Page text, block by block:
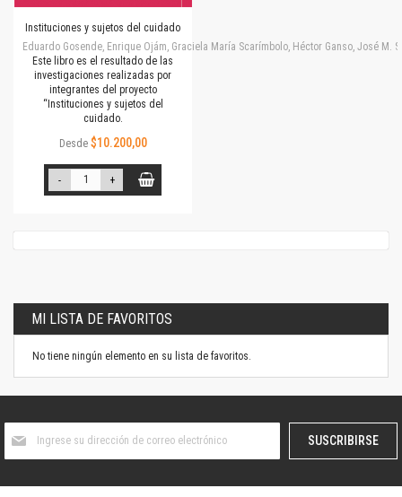
Instituciones y sujetos del cuidado
Eduardo Gosende, Enrique Ojám, Graciela María Scarímbolo, Héctor Ganso, José
Este libro es el resultado de las
investigaciones realizadas por
integrantes del proyecto
“Instituciones y sujetos del
cuidado.
Desde $10.200,00
- +
MI LISTA DE FAVORITOS
No tiene ningún elemento en su lista de favoritos.
boletín
SUSCRIBIRSE